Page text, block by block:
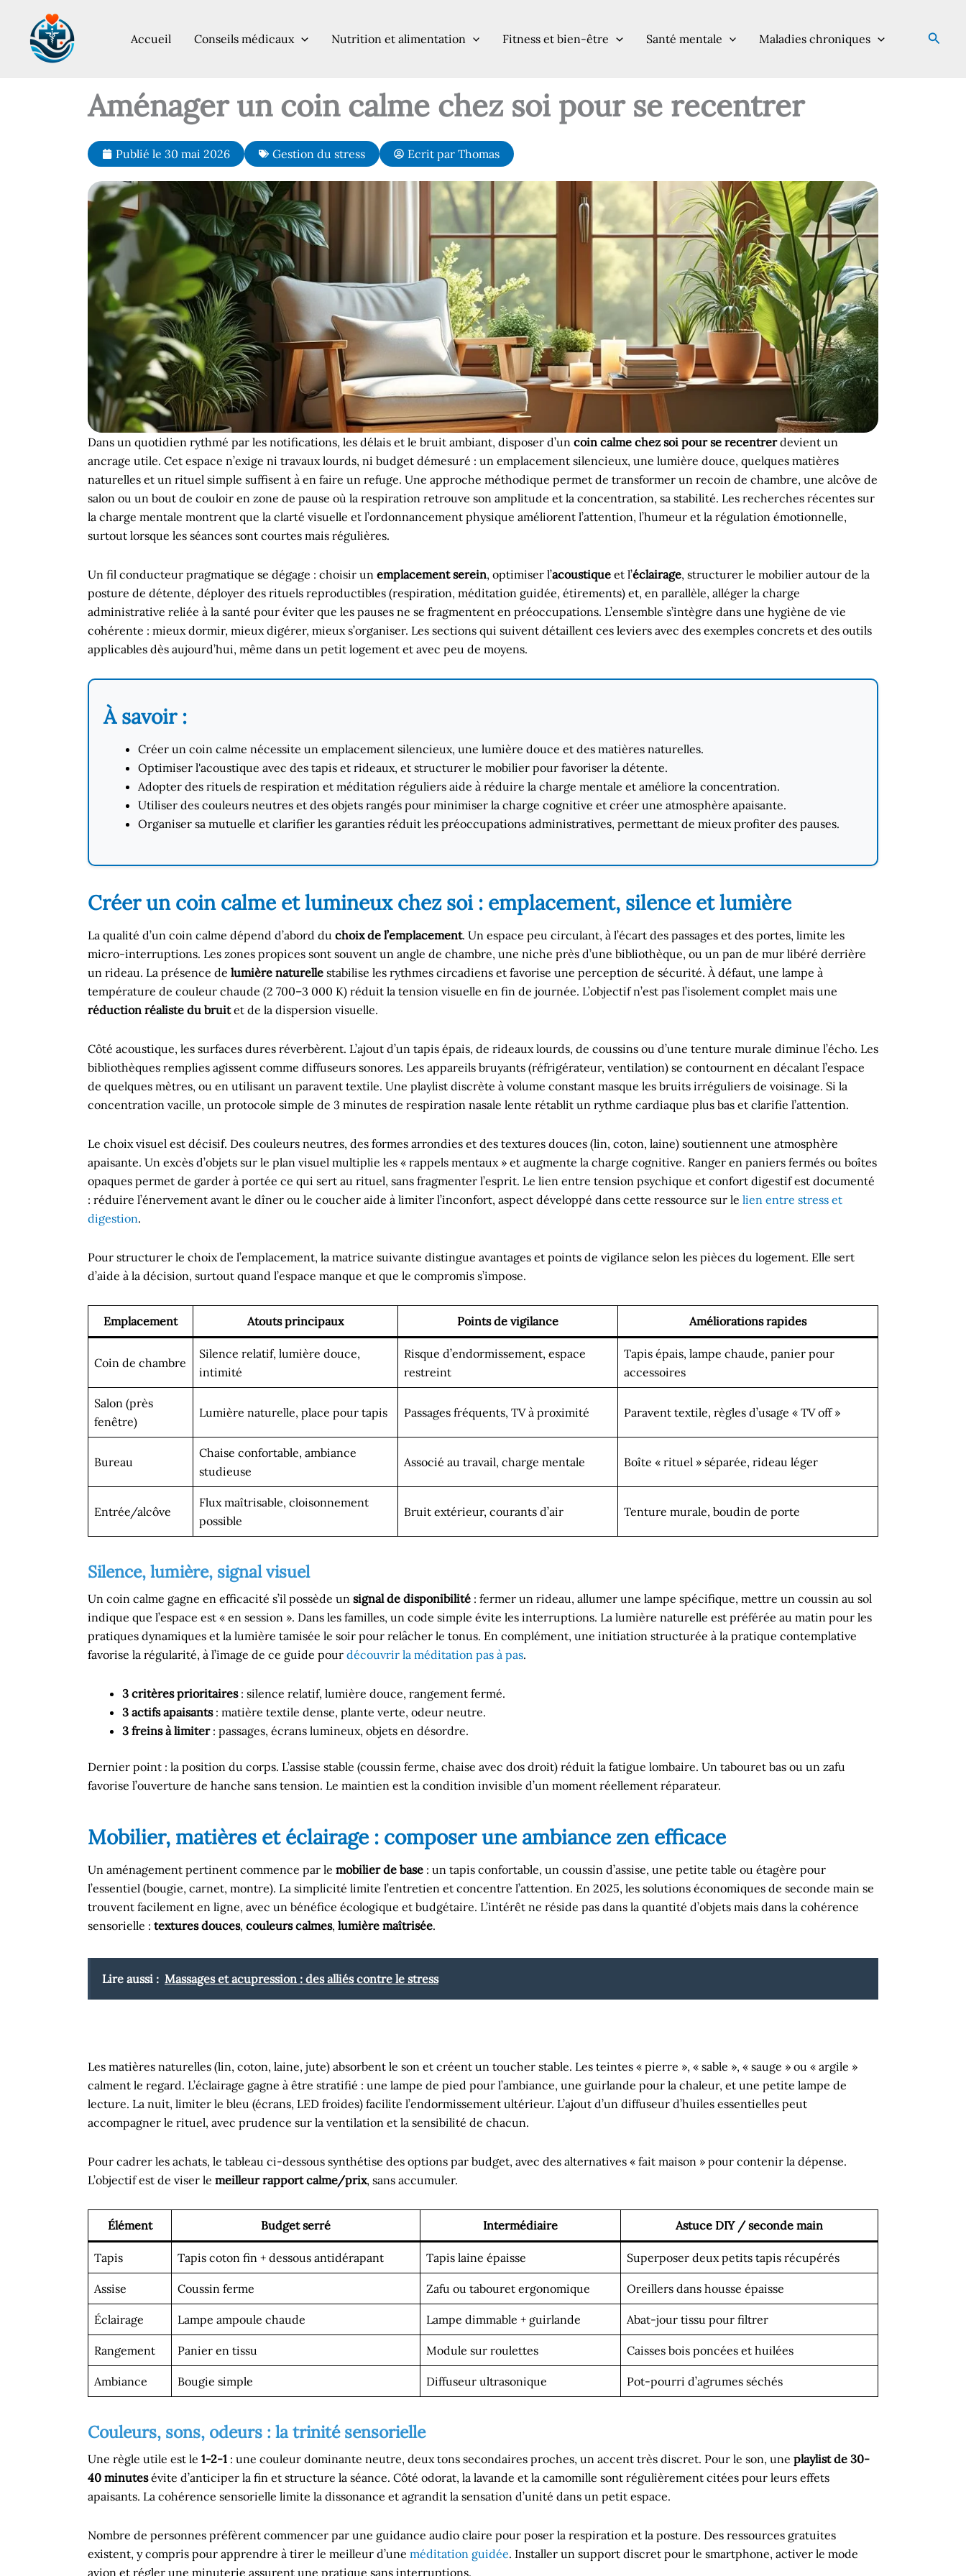
contenu
Accueil Conseils médicaux Nutrition et alimentation Fitness et bien-être Santé mentale Maladies chroniques
Aménager un coin calme chez soi pour se recentrer
Publié le 30 mai 2026 Gestion du stress Ecrit par Thomas
Dans un quotidien rythmé par les notifications, les délais et le bruit ambiant, disposer d’un coin calme chez soi pour se recentrerdevient un
ancrage utile. Cet espace n’exige ni travaux lourds, ni budget démesuré : un emplacement silencieux, une lumière douce, quelques matières
naturelles et un rituel simple suffisent à en faire un refuge. Une approche méthodique permet de transformer un recoin de chambre, une alcôve de
salon ou un bout de couloir en zone de pause où la respiration retrouve son amplitude et la concentration, sa stabilité. Les recherches récentes sur
la charge mentale montrent que la clarté visuelle et l’ordonnancement physique améliorent l’attention, l’humeur et la régulation émotionnelle,
surtout lorsque les séances sont courtes mais régulières.
Un fil conducteur pragmatique se dégage : choisir un emplacement serein, optimiser l’acoustique et l’éclairage, structurer le mobilier autour de la
posture de détente, déployer des rituels reproductibles (respiration, méditation guidée, étirements) et, en parallèle, alléger la charge
administrative reliée à la santé pour éviter que les pauses ne se fragmentent en préoccupations. L’ensemble s’intègre dans une hygiène de vie
cohérente : mieux dormir, mieux digérer, mieux s’organiser. Les sections qui suivent détaillent ces leviers avec des exemples concrets et des outils
applicables dès aujourd’hui, même dans un petit logement et avec peu de moyens.
À savoir :
Créer un coin calme nécessite un emplacement silencieux, une lumière douce et des matières naturelles.
Optimiser l'acoustique avec des tapis et rideaux, et structurer le mobilier pour favoriser la détente.
Adopter des rituels de respiration et méditation réguliers aide à réduire la charge mentale et améliore la concentration.
Utiliser des couleurs neutres et des objets rangés pour minimiser la charge cognitive et créer une atmosphère apaisante.
Organiser sa mutuelle et clarifier les garanties réduit les préoccupations administratives, permettant de mieux profiter des pauses.
Créer un coin calme et lumineux chez soi : emplacement, silence et lumière
La qualité d’un coin calme dépend d’abord du choix de l’emplacement. Un espace peu circulant, à l’écart des passages et des portes, limite les
micro-interruptions. Les zones propices sont souvent un angle de chambre, une niche près d’une bibliothèque, ou un pan de mur libéré derrière
un rideau. La présence de lumière naturelle stabilise les rythmes circadiens et favorise une perception de sécurité. À défaut, une lampe à
température de couleur chaude (2 700–3 000 K) réduit la tension visuelle en fin de journée. L’objectif n’est pas l’isolement complet mais une
réduction réaliste du bruitet de la dispersion visuelle.
Côté acoustique, les surfaces dures réverbèrent. L’ajout d’un tapis épais, de rideaux lourds, de coussins ou d’une tenture murale diminue l’écho. Les
bibliothèques remplies agissent comme diffuseurs sonores. Les appareils bruyants (réfrigérateur, ventilation) se contournent en décalant l’espace
de quelques mètres, ou en utilisant un paravent textile. Une playlist discrète à volume constant masque les bruits irréguliers de voisinage. Si la
concentration vacille, un protocole simple de 3 minutes de respiration nasale lente rétablit un rythme cardiaque plus bas et clarifie l’attention.
Le choix visuel est décisif. Des couleurs neutres, des formes arrondies et des textures douces (lin, coton, laine) soutiennent une atmosphère
apaisante. Un excès d’objets sur le plan visuel multiplie les « rappels mentaux » et augmente la charge cognitive. Ranger en paniers fermés ou boîtes
opaques permet de garder à portée ce qui sert au rituel, sans fragmenter l’esprit. Le lien entre tension psychique et confort digestif est documenté
: réduire l’énervement avant le dîner ou le coucher aide à limiter l’inconfort, aspect développé dans cette ressource sur le lien entre stress et
digestion.
Pour structurer le choix de l’emplacement, la matrice suivante distingue avantages et points de vigilance selon les pièces du logement. Elle sert
d’aide à la décision, surtout quand l’espace manque et que le compromis s’impose.
Emplacement Atouts principaux Points de vigilance Améliorations rapides
Coin de chambre
Silence relatif, lumière douce,
intimité
Risque d’endormissement, espace
restreint
Tapis épais, lampe chaude, panier pour
accessoires
Salon (près
fenêtre)
Lumière naturelle, place pour tapis Passages fréquents, TV à proximité Paravent textile, règles d’usage « TV off »
Bureau
Chaise confortable, ambiance
studieuse
Associé au travail, charge mentale Boîte « rituel » séparée, rideau léger
Entrée/alcôve
Flux maîtrisable, cloisonnement
possible
Bruit extérieur, courants d’air Tenture murale, boudin de porte
Silence, lumière, signal visuel
Un coin calme gagne en efficacité s’il possède un signal de disponibilité : fermer un rideau, allumer une lampe spécifique, mettre un coussin au sol
indique que l’espace est « en session ». Dans les familles, un code simple évite les interruptions. La lumière naturelle est préférée au matin pour les
pratiques dynamiques et la lumière tamisée le soir pour relâcher le tonus. En complément, une initiation structurée à la pratique contemplative
favorise la régularité, à l’image de ce guide pour découvrir la méditation pas à pas.
3 critères prioritaires: silence relatif, lumière douce, rangement fermé.
3 actifs apaisants: matière textile dense, plante verte, odeur neutre.
3 freins à limiter: passages, écrans lumineux, objets en désordre.
Dernier point : la position du corps. L’assise stable (coussin ferme, chaise avec dos droit) réduit la fatigue lombaire. Un tabouret bas ou un zafu
favorise l’ouverture de hanche sans tension. Le maintien est la condition invisible d’un moment réellement réparateur.
Mobilier, matières et éclairage : composer une ambiance zen efficace
Un aménagement pertinent commence par le mobilier de base : un tapis confortable, un coussin d’assise, une petite table ou étagère pour
l’essentiel (bougie, carnet, montre). La simplicité limite l’entretien et concentre l’attention. En 2025, les solutions économiques de seconde main se
trouvent facilement en ligne, avec un bénéfice écologique et budgétaire. L’intérêt ne réside pas dans la quantité d’objets mais dans la cohérence
sensorielle : textures douces, couleurs calmes, lumière maîtrisée.
Lire aussi : Massages et acupression : des alliés contre le stress
Les matières naturelles (lin, coton, laine, jute) absorbent le son et créent un toucher stable. Les teintes « pierre », « sable », « sauge » ou « argile »
calment le regard. L’éclairage gagne à être stratifié : une lampe de pied pour l’ambiance, une guirlande pour la chaleur, et une petite lampe de
lecture. La nuit, limiter le bleu (écrans, LED froides) facilite l’endormissement ultérieur. L’ajout d’un diffuseur d’huiles essentielles peut
accompagner le rituel, avec prudence sur la ventilation et la sensibilité de chacun.
Pour cadrer les achats, le tableau ci-dessous synthétise des options par budget, avec des alternatives « fait maison » pour contenir la dépense.
L’objectif est de viser le meilleur rapport calme/prix, sans accumuler.
Élément Budget serré Intermédiaire Astuce DIY / seconde main
Tapis Tapis coton fin + dessous antidérapant Tapis laine épaisse Superposer deux petits tapis récupérés
Assise Coussin ferme Zafu ou tabouret ergonomique Oreillers dans housse épaisse
Éclairage Lampe ampoule chaude Lampe dimmable + guirlande Abat-jour tissu pour filtrer
Rangement Panier en tissu Module sur roulettes Caisses bois poncées et huilées
Ambiance Bougie simple Diffuseur ultrasonique Pot-pourri d’agrumes séchés
Couleurs, sons, odeurs : la trinité sensorielle
Une règle utile est le 1-2-1 : une couleur dominante neutre, deux tons secondaires proches, un accent très discret. Pour le son, une playlist de 30-
40 minutesévite d’anticiper la fin et structure la séance. Côté odorat, la lavande et la camomille sont régulièrement citées pour leurs effets
apaisants. La cohérence sensorielle limite la dissonance et agrandit la sensation d’unité dans un petit espace.
Nombre de personnes préfèrent commencer par une guidance audio claire pour poser la respiration et la posture. Des ressources gratuites
existent, y compris pour apprendre à tirer le meilleur d’une méditation guidée. Installer un support discret pour le smartphone, activer le mode
avion et régler une minuterie assurent une pratique sans interruptions.